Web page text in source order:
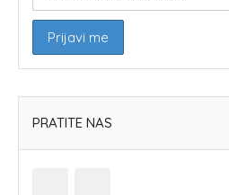
PRATITE NAS